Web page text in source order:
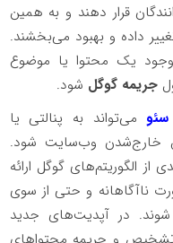
قرار دهند و به همین
داده و بهبود می‌بخشند.
یک محتوا یا موضوع
جریمه گوگل شود.
سئو می‌تواند به پنالتی یا
خارج‌شدن وب‌سایت شود.
الگوریتم‌های گوگل ارائه
ناآگاهانه و حتی از سوی
شوند. در آپدیت‌های جدید